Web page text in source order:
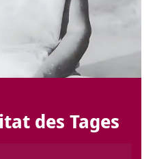
des Tages